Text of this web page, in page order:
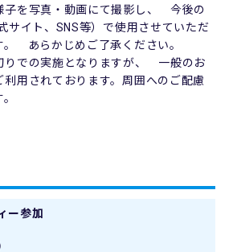
子を写真・動画にて撮影し、 今後の
サイト、SNS等）で使用させていただ
。 あらかじめご了承ください。
りでの実施となりますが、 一般のお
用されております。周囲へのご配慮
ー参加